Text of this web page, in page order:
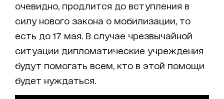
очевидно, продлится до вступления в
силу нового закона о мобилизации, то
есть до 17 мая. В случае чрезвычайной
ситуации дипломатические учреждения
будут помогать всем, кто в этой помощи
будет нуждаться.